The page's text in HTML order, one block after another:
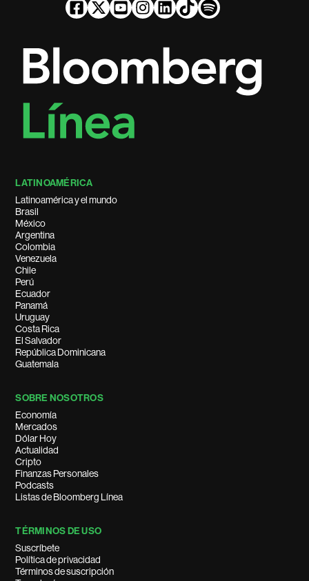
LATINOAMÉRICA
Latinoamérica y el mundo
Brasil
México
Argentina
Colombia
Venezuela
Chile
Perú
Ecuador
Panamá
Uruguay
Costa Rica
El Salvador
República Dominicana
Guatemala
SOBRE NOSOTROS
Economía
Mercados
Dólar Hoy
Actualidad
Cripto
Finanzas Personales
Podcasts
Listas de Bloomberg Línea
TÉRMINOS DE USO
Suscríbete
Política de privacidad
Términos de suscripción